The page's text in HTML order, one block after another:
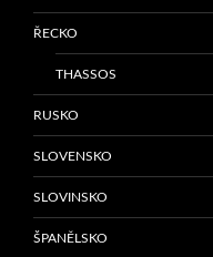
ŘECKO
THASSOS
RUSKO
SLOVENSKO
SLOVINSKO
ŠPANĚLSKO